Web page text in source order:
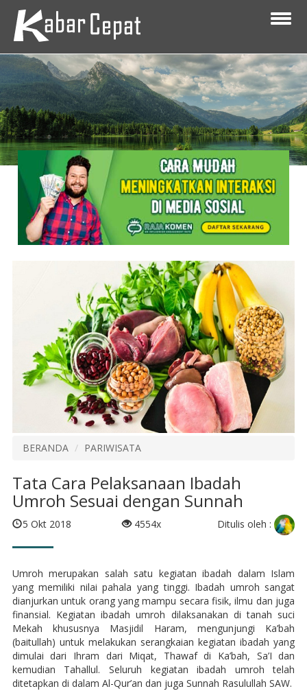
BERANDA PARIWISATA
Tata Cara Pelaksanaan Ibadah
Umroh Sesuai dengan Sunnah
5 Okt 2018 4554x Ditulis oleh :
Umroh merupakan salah satu kegiatan ibadah dalam Islam
yang memiliki nilai pahala yang tinggi. Ibadah umroh sangat
dianjurkan untuk orang yang mampu secara fisik, ilmu dan juga
finansial. Kegiatan ibadah umroh dilaksanakan di tanah suci
Mekah khususnya Masjidil Haram, mengunjungi Ka’bah
(baitullah) untuk melakukan serangkaian kegiatan ibadah yang
dimulai dari Ihram dari Miqat, Thawaf di Ka’bah, Sa’I dan
kemudian Tahallul. Seluruh kegiatan ibadah umroh telah
ditetapkan di dalam Al-Qur’an dan juga Sunnah Rasulullah SAW.